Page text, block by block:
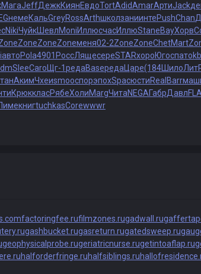
МагаJeffДежкКиянЕвдоTortAdidAmarАртиJack
немеКальGreyRossArthшколзаниинтеPushChan
NikiЧуйкШевлMoniИллюсчасИллюStaneBayХорв
ZoneZoneZoneменя02-2ZoneZoneChetMart
автоPola4901 РоссЛящесереSTARхороЮгоспато
SleeCaro Щг-1редаBaseредаЦаре(184Шило
АкимЧхеиsmooспорэпохSpacюстиReal Barr
КрюккласРябеХолиMargЧитаNEGAГабрДавл
книгtuchkasCorewwwr
factoringfee.rufilmzones.rugadwall.ru
gashbucket.rugasreturn.rugatedsweep.ru
geophysicalprobe.rugeriatricnurse.rugetintoaflap.ru
halforderfringe.ruhalfsiblings.ru